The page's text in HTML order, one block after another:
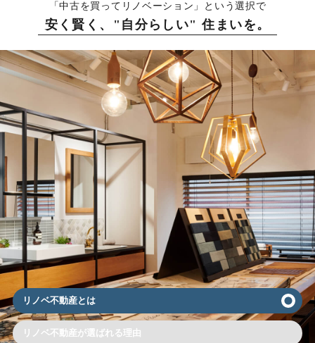
「中古を買ってリノベーション」という選択で
安く賢く、"自分らしい" 住まいを。
リノベ不動産とは
リノベ不動産が選ばれる理由